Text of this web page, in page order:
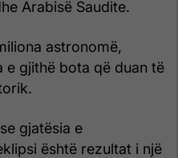
Arabisë Saudite.
astronomë,
e gjithë bota që duan të
gjatësia e
është rezultat i një